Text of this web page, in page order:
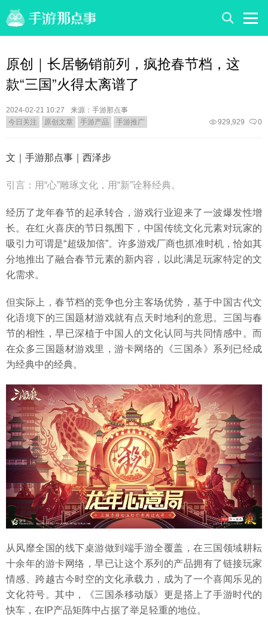
原创｜长居畅销前列，疯抢春节档，这
款“三国”火得太离谱了
2024-02-21 10:27
来源：手游那点事
今日关注
原创文章 手游产品 手游推广 0
929,929
文｜手游那点事｜西泽步
引言：用“心”雕琢文化，用“新”诠释经典。
经历了龙年春节的起承转合，游戏行业迎来了一波爆发性增
长。在红火喜庆的节日氛围下，中国传统文化元素对玩家的
吸引力可谓是“超级加倍”。许多游戏厂商也抓准时机，恰如其
分地推出了融合春节元素的新内容，以此满足玩家特定的文
化需求。
但实际上，春节档的竞争也分主客场优势，基于中国古代文
化语境下的三国题材游戏就有点天时地利的意思。三国与春
节的相性，早已深植于中国人的文化认同与共同情感中。而
在众多三国题材游戏里，游卡网络的《三国杀》系列已经成
为经典中的经典。
从风靡全国的线下桌游做到端手游全覆盖，在三国领域耕耘
十余年的游卡网络，早已让这个系列的产品拥有了链接玩家
情感、跨越古今时空的文化承载力，成为了一个喜闻乐见的
文化符号。其中，《三国杀移动版》更是搭上了手游时代的
快车，在IP产品矩阵中占据了举足轻重的地位。